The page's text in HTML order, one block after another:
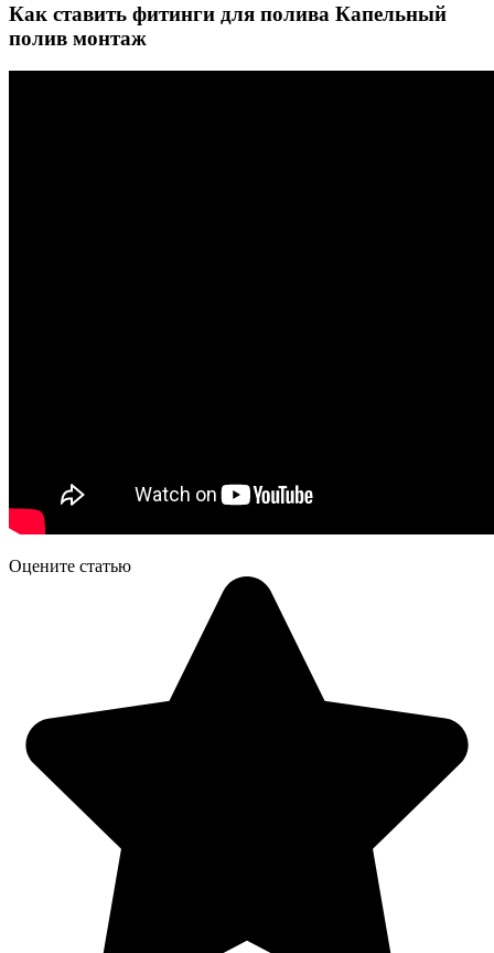
Как ставить фитинги для полива Капельный
полив монтаж
Оцените статью